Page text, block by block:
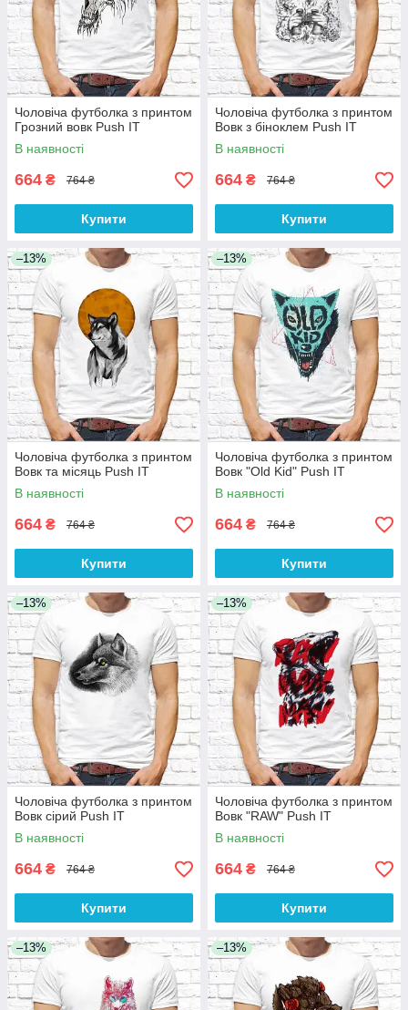
Чоловіча футболка з принтом
Грозний вовк Push IT
В наявності
664 ₴ 764 ₴
Купити
Чоловіча футболка з принтом
Вовк з біноклем Push IT
В наявності
664 ₴ 764 ₴
Купити
–13%
Чоловіча футболка з принтом
Вовк та місяць Push IT
В наявності
664 ₴ 764 ₴
Купити
–13%
Чоловіча футболка з принтом
Вовк "Old Kid" Push IT
В наявності
664 ₴ 764 ₴
Купити
–13%
Чоловіча футболка з принтом
Вовк сірий Push IT
В наявності
664 ₴ 764 ₴
Купити
–13%
Чоловіча футболка з принтом
Вовк "RAW" Push IT
В наявності
664 ₴ 764 ₴
Купити
–13% –13%